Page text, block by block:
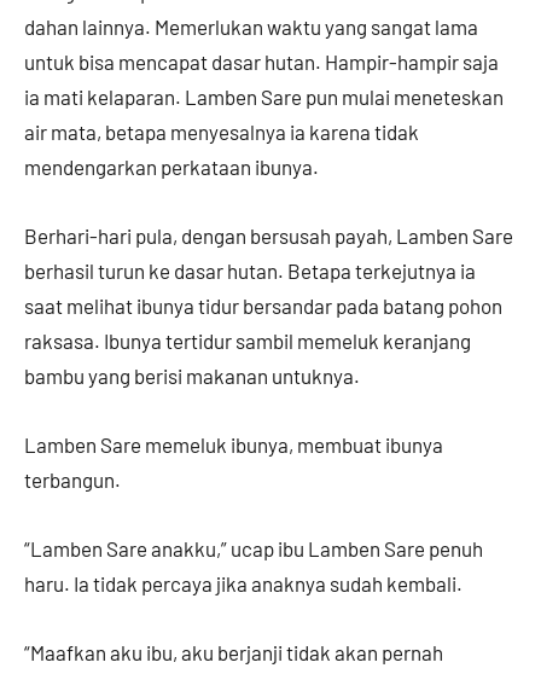
dahan lainnya. Memerlukan waktu yang sangat lama
untuk bisa mencapat dasar hutan. Hampir-hampir saja
ia mati kelaparan. Lamben Sare pun mulai meneteskan
air mata, betapa menyesalnya ia karena tidak
mendengarkan perkataan ibunya.
Berhari-hari pula, dengan bersusah payah, Lamben Sare
berhasil turun ke dasar hutan. Betapa terkejutnya ia
saat melihat ibunya tidur bersandar pada batang pohon
raksasa. Ibunya tertidur sambil memeluk keranjang
bambu yang berisi makanan untuknya.
Lamben Sare memeluk ibunya, membuat ibunya
terbangun.
“Lamben Sare anakku,” ucap ibu Lamben Sare penuh
haru. Ia tidak percaya jika anaknya sudah kembali.
“Maafkan aku ibu, aku berjanji tidak akan pernah